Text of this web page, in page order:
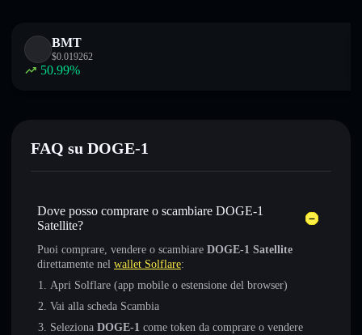
BMT
$0.019262
50.99%
FAQ su DOGE-1
Dove posso comprare o scambiare DOGE-1
Satellite?
Puoi comprare, vendere o scambiare DOGE-1 Satellite
direttamente nel wallet Solflare:
Apri Solflare (app mobile o estensione del browser)
Vai alla scheda Scambia
Seleziona DOGE-1 come token da comprare o vendere